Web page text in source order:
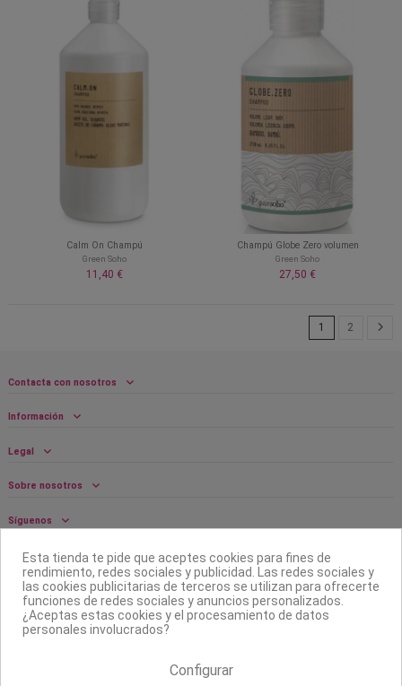
Calm On Champú
Green Soho
11,40 €
Champú Globe Zero volumen
Green Soho
27,50 €
1 2
Contacta con nosotros
Información
Legal
Sobre nosotros
Síguenos
Boletín
Esta tienda te pide que aceptes cookies para fines de
rendimiento, redes sociales y publicidad. Las redes sociales y
las cookies publicitarias de terceros se utilizan para ofrecerte
funciones de redes sociales y anuncios personalizados.
¿Aceptas estas cookies y el procesamiento de datos
personales involucrados?
Configurar